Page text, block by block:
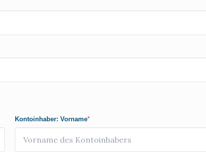
Kontoinhaber: Vorname*